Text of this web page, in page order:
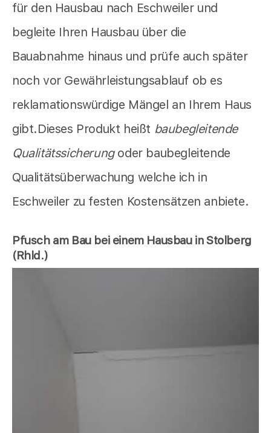
für den Hausbau nach Eschweiler und
begleite Ihren Hausbau über die
Bauabnahme hinaus und prüfe auch später
noch vor Gewährleistungsablauf ob es
reklamationswürdige Mängel an Ihrem Haus
gibt.Dieses Produkt heißt baubegleitende
Qualitätssicherung oder baubegleitende
Qualitätsüberwachung welche ich in
Eschweiler zu festen Kostensätzen anbiete.
Pfusch am Bau bei einem Hausbau in Stolberg
(Rhld.)